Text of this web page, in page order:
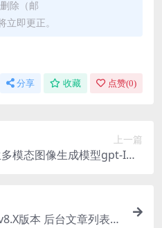
除（邮
即更正。
分享 收藏 点赞(0)
上一篇
模态图像生成模型gpt-Ima
版本 后台文章列表里